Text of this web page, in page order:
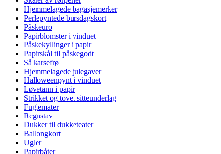
Hjemmelagede bagasjemerker
Perlepyntede bursdagskort
Påskeuro
Papirblomster i vinduet
Påskekyllinger i papir
Papirskål til påskegodt
Så karsefrø
Hjemmelagede julegaver
Halloweenpynt i vinduet
Løvetann i papir
Strikket og tovet sitteunderlag
Fuglemater
Regnstav
Dukker til dukketeater
Ballongkort
Ugler
Papirbåter